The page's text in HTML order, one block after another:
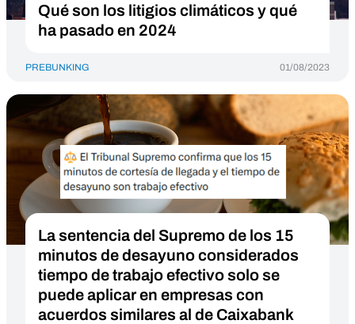
Qué son los litigios climáticos y qué
ha pasado en 2024
PREBUNKING 01/08/2023
La sentencia del Supremo de los 15
minutos de desayuno considerados
tiempo de trabajo efectivo solo se
puede aplicar en empresas con
acuerdos similares al de Caixabank